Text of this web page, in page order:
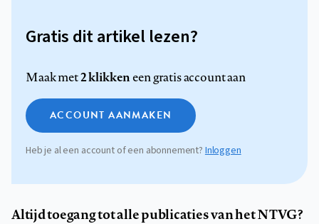
Gratis dit artikel lezen?
Maak met2 klikkeneen gratis account aan
ACCOUNT AANMAKEN
Heb je al een account of een abonnement? Inloggen
Altijd toegang tot alle publicaties van het NTVG?